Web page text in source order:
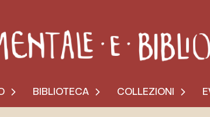
BIBLIOTECA COLLEZIONI